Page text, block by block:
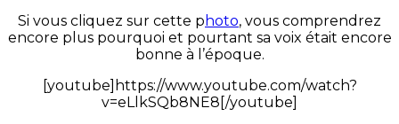
Si vous cliquez sur cette p hoto, vous comprendrez
encore plus pourquoi et pourtant sa voix était encore
bonne à l’époque.
[youtube]https://www.youtube.com/watch?
v=eLlkSQb8NE8[/youtube]